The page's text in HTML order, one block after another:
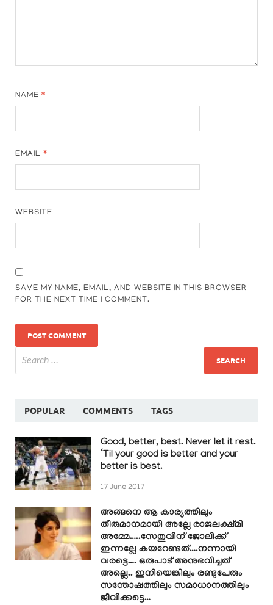
NAME*
EMAIL*
WEBSITE
SAVE MY NAME, EMAIL, AND WEBSITE IN THIS BROWSER
FOR THE NEXT TIME I COMMENT.
POPULAR COMMENTS TAGS
Good, better, best. Never let it rest.
‘Til your good is better and your
better is best.
17 June 2017
അങ്ങനെ ആ കാര്യത്തിലും
തീരുമാനമായി അല്ലേ രാജലക്ഷ്മി
അമ്മേ…..സേതുവിന് ജോലിക്ക്
ഇന്നല്ലേ കയറേണ്ടത്….നന്നായി
വരട്ടെ…. ഒരുപാട് അനുഭവിച്ചത്
അല്ലെ.. ഇനിയെങ്കിലും രണ്ടുപേരും
സന്തോഷത്തിലും സമാധാനത്തിലും
ജീവിക്കട്ടെ…